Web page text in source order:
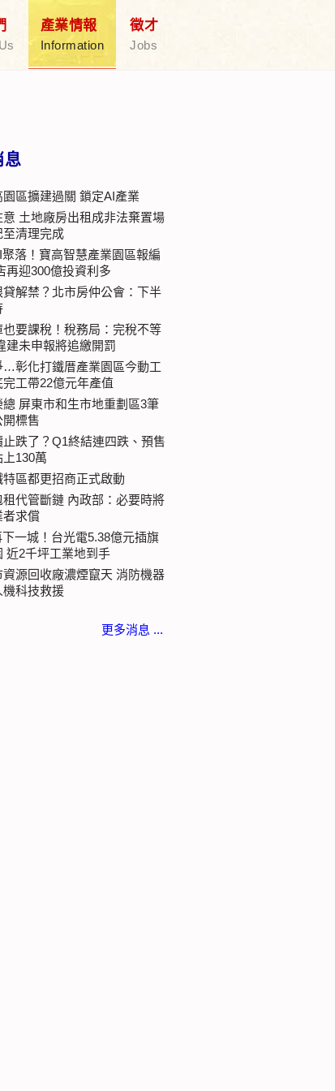
產業情報
Information
徵才
Jobs
息
區擴建過關 鎖定AI產業
意 土地廠房出租成非法棄置場
至清理完成
落！寶高智慧產業園區報編
再迎300億投資利多
貸解禁？北市房仲公會：下半
也要課稅！稅務局：完稅不等
建未申報將追繳開罰
…彰化打鐵厝產業園區今動工
工帶22億元年產值
屏東市和生市地重劃區3筆
標售
止跌了？Q1終結連四跌、預售
130萬
特區都更招商正式啟動
租代管斷鏈 內政部：必要時將
者求償
一城！台光電5.38億元插旗
近2千坪工業地到手
資源回收廠濃煙竄天 消防機器
機科技救援
更多消息 ...